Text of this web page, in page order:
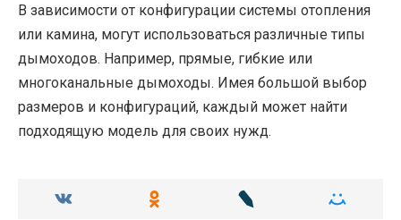
В зависимости от конфигурации системы отопления
или камина, могут использоваться различные типы
дымоходов. Например, прямые, гибкие или
многоканальные дымоходы. Имея большой выбор
размеров и конфигураций, каждый может найти
подходящую модель для своих нужд.